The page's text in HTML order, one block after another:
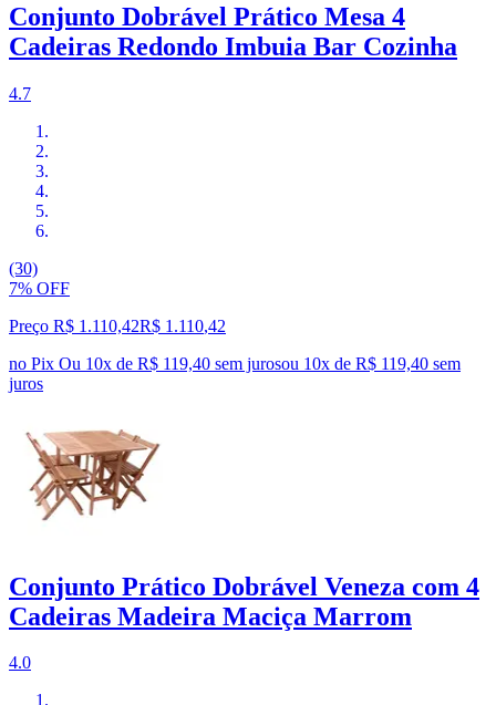
Conjunto Dobrável Prático Mesa 4
Cadeiras Redondo Imbuia Bar Cozinha
4.7
(30)
7% OFF
Preço R$ 1.110,42R$ 1.110,42
no Pix Ou 10x de R$ 119,40 sem jurosou 10x de R$ 119,40 sem
juros
Conjunto Prático Dobrável Veneza com 4
Cadeiras Madeira Maciça Marrom
4.0